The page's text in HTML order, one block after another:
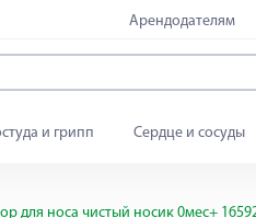
Арендодателям
и грипп Сердце и сосуды
для носа чистый носик 0мес+